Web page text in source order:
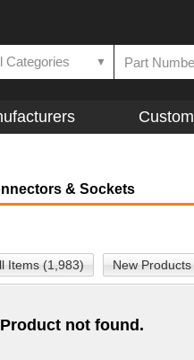
Categories ▼
& Sockets
Items (1,983) New Products
Product not found.